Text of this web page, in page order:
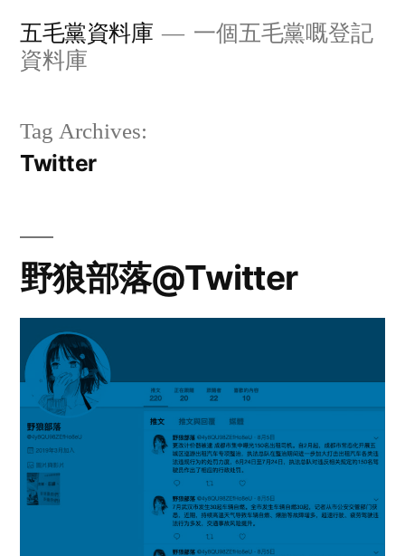
五毛黨資料庫
一個五毛黨嘅登記
資料庫
Tag Archives:
Twitter
野狼部落@Twitter